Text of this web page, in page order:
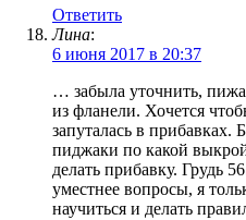
Ответить
Лина:
6 июня 2017 в 20:37
… забыла уточнить,
из фланели. Хочется
запуталась в прибавках.
пиджаки по какой
делать прибавку. Грудь
уместнее вопросы, я
научиться и делать